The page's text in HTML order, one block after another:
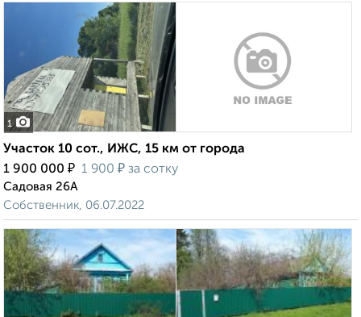
1
Участок 10 сот., ИЖС, 15 км от города
1 900 000 ₽ 1 900 ₽ за сотку
Садовая 26А
Собственник, 06.07.2022